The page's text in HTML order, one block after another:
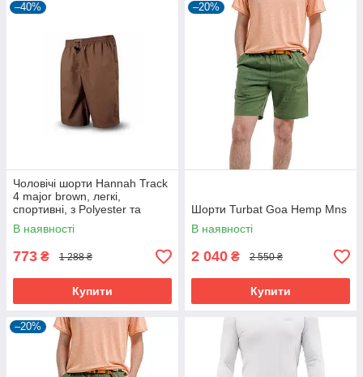
–40%
Чоловічі шорти Hannah Track
4 major brown, легкі,
спортивні, з Polyester та
Cotton
В наявності
773 ₴ 1 288 ₴
Купити
–20%
Шорти Turbat Goa Hemp Mns
В наявності
2 040 ₴ 2 550 ₴
Купити
–20%